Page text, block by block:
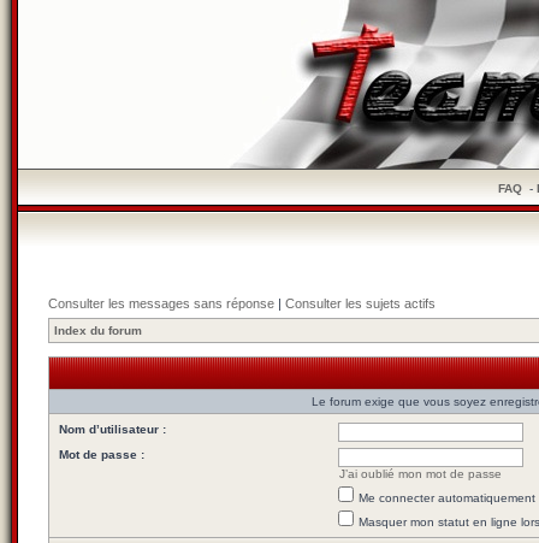
FAQ-
Consulter les messages sans réponse | Consulter les sujets actifs
Index du forum
Le forum exige que vous soyez
Nom d’utilisateur :
Mot de passe :
J’ai oublié mon mot de passe
Me connecter
Masquer mon statut en ligne